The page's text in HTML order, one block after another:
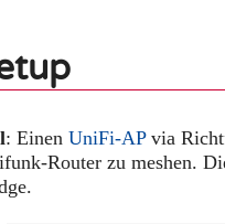
: Einen UniFi-APvia
Router zu meshen.